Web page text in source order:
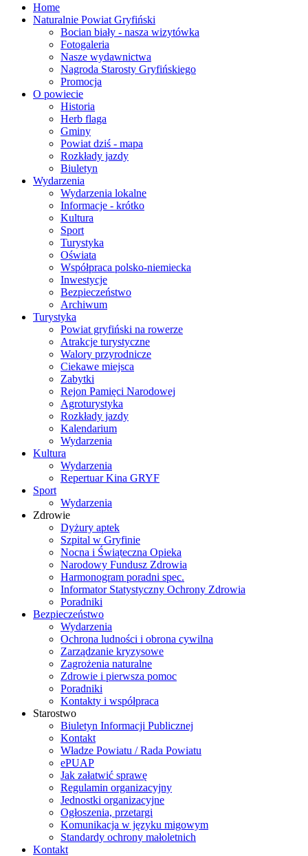
Home
Naturalnie Powiat Gryfiński
Bocian biały - nasza wizytówka
Fotogaleria
Nasze wydawnictwa
Nagroda Starosty Gryfińskiego
Promocja
O powiecie
Historia
Herb flaga
Gminy
Powiat dziś - mapa
Rozkłady jazdy
Biuletyn
Wydarzenia
Wydarzenia lokalne
Informacje - krótko
Kultura
Sport
Turystyka
Oświata
Współpraca polsko-niemiecka
Inwestycje
Bezpieczeństwo
Archiwum
Turystyka
Powiat gryfiński na rowerze
Atrakcje turystyczne
Walory przyrodnicze
Ciekawe miejsca
Zabytki
Rejon Pamięci Narodowej
Agroturystyka
Rozkłady jazdy
Kalendarium
Wydarzenia
Kultura
Wydarzenia
Repertuar Kina GRYF
Sport
Wydarzenia
Zdrowie
Dyżury aptek
Szpital w Gryfinie
Nocna i Świąteczna Opieka
Narodowy Fundusz Zdrowia
Harmonogram poradni spec.
Informator Statystyczny Ochrony Zdrowia
Poradniki
Bezpieczeństwo
Wydarzenia
Ochrona ludności i obrona cywilna
Zarządzanie kryzysowe
Zagrożenia naturalne
Zdrowie i pierwsza pomoc
Poradniki
Kontakty i współpraca
Starostwo
Biuletyn Informacji Publicznej
Kontakt
Władze Powiatu / Rada Powiatu
ePUAP
Jak załatwić sprawę
Regulamin organizacyjny
Jednostki organizacyjne
Ogłoszenia, przetargi
Komunikacja w języku migowym
Standardy ochrony małoletnich
Kontakt